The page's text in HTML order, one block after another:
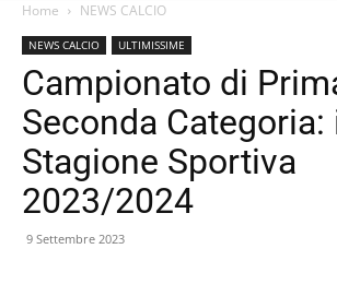
Home NEWS CALCIO
NEWS CALCIO ULTIMISSIME
Campionato di
Seconda Categoria:
Stagione Sportiva
2023/2024
9 Settembre 2023